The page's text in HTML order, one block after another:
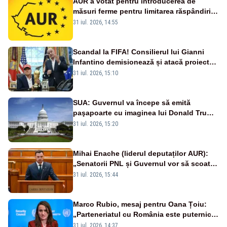
măsuri ferme pentru limitarea răspândirii
virusului pestei porcine africane
31 iul. 2026, 14:55
Scandal la FIFA! Consilierul lui Gianni
Infantino demisionează și atacă proiectul
privind investitorii străini
31 iul. 2026, 15:10
SUA: Guvernul va începe să emită
paşapoarte cu imaginea lui Donald Trump
începând cu 8 august
31 iul. 2026, 15:20
Mihai Enache (liderul deputaților AUR):
„Senatorii PNL și Guvernul vor să scoată
la vânzare bunuri publice pentru a stinge
31 iul. 2026, 15:44
Marco Rubio, mesaj pentru Oana Țoiu:
„Parteneriatul cu România este puternic
și prețuit”
31 iul. 2026, 14:37